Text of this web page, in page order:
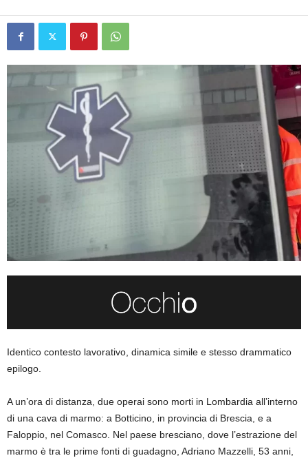
Identico contesto lavorativo, dinamica simile e stesso drammatico
epilogo.
A un’ora di distanza, due operai sono morti in Lombardia all’interno
di una cava di marmo: a Botticino, in provincia di Brescia, e a
Faloppio, nel Comasco. Nel paese bresciano, dove l’estrazione del
marmo è tra le prime fonti di guadagno, Adriano Mazzelli, 53 anni,